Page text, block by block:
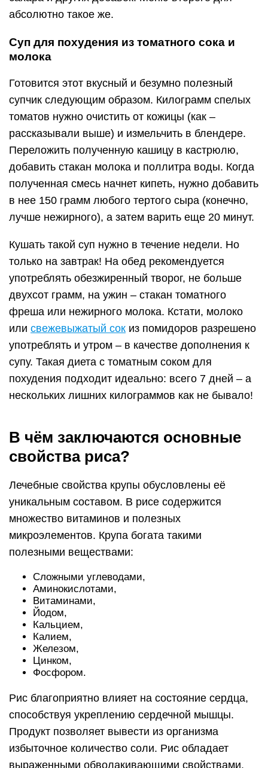
абсолютно такое же.
Суп для похудения из томатного сока и
молока
Готовится этот вкусный и безумно полезный
супчик следующим образом. Килограмм спелых
томатов нужно очистить от кожицы (как –
рассказывали выше) и измельчить в блендере.
Переложить полученную кашицу в кастрюлю,
добавить стакан молока и поллитра воды. Когда
полученная смесь начнет кипеть, нужно добавить
в нее 150 грамм любого тертого сыра (конечно,
лучше нежирного), а затем варить еще 20 минут.
Кушать такой суп нужно в течение недели. Но
только на завтрак! На обед рекомендуется
употреблять обезжиренный творог, не больше
двухсот грамм, на ужин – стакан томатного
фреша или нежирного молока. Кстати, молоко
или свежевыжатый сок из помидоров разрешено
употреблять и утром – в качестве дополнения к
супу. Такая диета с томатным соком для
похудения подходит идеально: всего 7 дней – а
нескольких лишних килограммов как не бывало!
В чём заключаются основные
свойства риса?
Лечебные свойства крупы обусловлены её
уникальным составом. В рисе содержится
множество витаминов и полезных
микроэлементов. Крупа богата такими
полезными веществами:
Сложными углеводами,
Аминокислотами,
Витаминами,
Йодом,
Кальцием,
Калием,
Железом,
Цинком,
Фосфором.
Рис благоприятно влияет на состояние сердца,
способствуя укреплению сердечной мышцы.
Продукт позволяет вывести из организма
избыточное количество соли. Рис обладает
выраженными обволакивающими свойствами.